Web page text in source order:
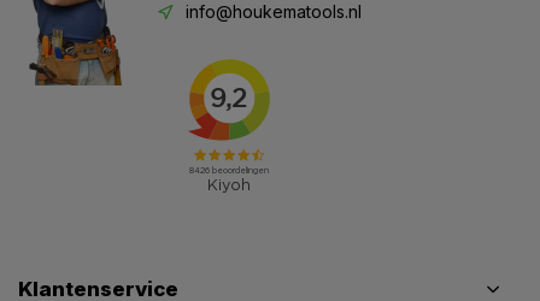
info@houkematools.nl
Klantenservice